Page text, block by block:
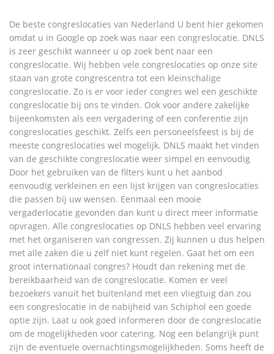
De beste congreslocaties van Nederland U bent hier gekomen
omdat u in Google op zoek was naar een congreslocatie. DNLS
is zeer geschikt wanneer u op zoek bent naar een
congreslocatie. Wij hebben vele congreslocaties op onze site
staan van grote congrescentra tot een kleinschalige
congreslocatie. Zo is er voor ieder congres wel een geschikte
congreslocatie bij ons te vinden. Ook voor andere zakelijke
bijeenkomsten als een vergadering of een conferentie zijn
congreslocaties geschikt. Zelfs een personeelsfeest is bij de
meeste congreslocaties wel mogelijk. DNLS maakt het vinden
van de geschikte congreslocatie weer simpel en eenvoudig
Door het gebruiken van de filters kunt u het aanbod
eenvoudig verkleinen en een lijst krijgen van congreslocaties
die passen bij uw wensen. Eenmaal een mooie
vergaderlocatie gevonden dan kunt u direct meer informatie
opvragen. Alle congreslocaties op DNLS hebben veel ervaring
met het organiseren van congressen. Zij kunnen u dus helpen
met alle zaken die u zelf niet kunt regelen. Gaat het om een
groot internationaal congres? Houdt dan rekening met de
bereikbaarheid van de congreslocatie. Komen er veel
bezoekers vanuit het buitenland met een vliegtuig dan zou
een congreslocatie in de nabijheid van Schiphol een goede
optie zijn. Laat u ook goed informeren door de congreslocatie
om de mogelijkheden voor catering. Nog een belangrijk punt
zijn de eventuele overnachtingsmogelijkheden. Soms heeft de